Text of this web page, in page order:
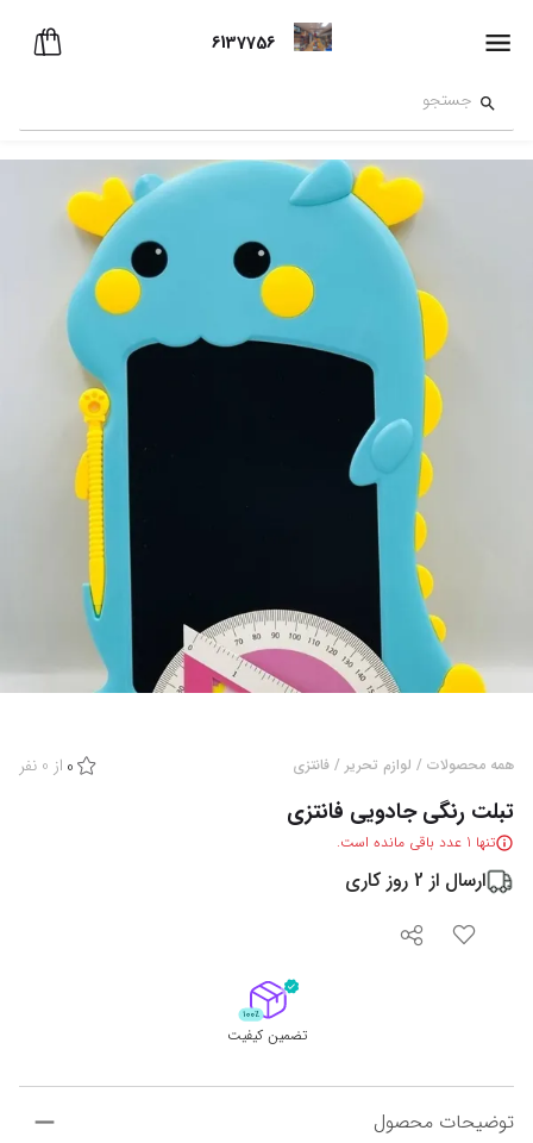
6137756
همه محصولات / لوازم تحریر / فانتزی 0 از 0 نفر
تبلت رنگی جادویی فانتزی
تنها 1 عدد باقی مانده است.
ارسال از 2 روز کاری
تضمین کیفیت
توضیحات محصول